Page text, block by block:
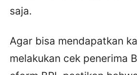
saja.
Agar bisa mendapatkan
melakukan cek penerima